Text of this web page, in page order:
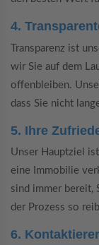
4.
Transparenz ist
wir Sie auf dem
offenbleiben.
dass Sie nicht
5. Ihre
Unser Hauptziel
eine Immobilie
sind immer bereit,
der Prozess so
6.